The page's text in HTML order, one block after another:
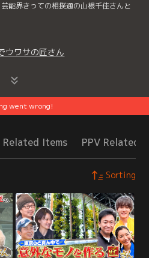
能界きっての相撲通の山根千佳さんと
ウワサの匠さん
went wrong!
Items PPV Related
Sorting